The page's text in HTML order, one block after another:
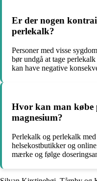
Er der nogen
perlekalk?
Personer med visse
bør undgå at tage
kan have negative
Hvor kan man købe
magnesium?
Perlekalk og perlekalk
helsekostbutikker og
mærke og følge